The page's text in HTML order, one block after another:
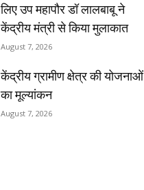
लिए उप महापौर डॉ लालबाबू ने
केंद्रीय मंत्री से किया मुलाकात
August 7, 2026
केंद्रीय ग्रामीण क्षेत्र की योजनाओं
का मूल्यांकन
August 7, 2026